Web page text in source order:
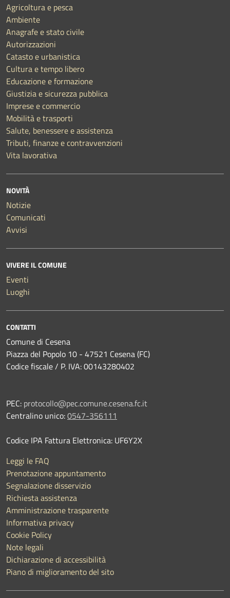
Agricoltura e pesca
Ambiente
Anagrafe e stato civile
Autorizzazioni
Catasto e urbanistica
Cultura e tempo libero
Educazione e formazione
Giustizia e sicurezza pubblica
Imprese e commercio
Mobilità e trasporti
Salute, benessere e assistenza
Tributi, finanze e contravvenzioni
Vita lavorativa
NOVITÀ
Notizie
Comunicati
Avvisi
VIVERE IL COMUNE
Eventi
Luoghi
CONTATTI
Comune di Cesena
Piazza del Popolo 10 - 47521 Cesena (FC)
Codice fiscale / P. IVA: 00143280402
PEC: protocollo@pec.comune.cesena.fc.it
Centralino unico:0547-356111
Codice IPA Fattura Elettronica: UF6Y2X
Leggi le FAQ
Prenotazione appuntamento
Segnalazione disservizio
Richiesta assistenza
Amministrazione trasparente
Informativa privacy
Cookie Policy
Note legali
Dichiarazione di accessibilità
Piano di miglioramento del sito